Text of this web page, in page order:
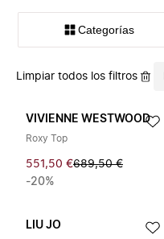
Categorías
Limpiar todos los filtros
VIVIENNE WESTWOOD
Roxy Top
551,50 €689,50 €
-20%
LIU JO